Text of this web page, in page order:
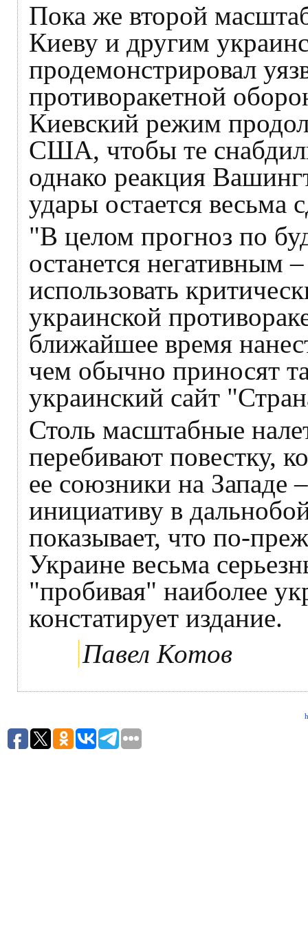
Пока же второй
Киеву и другим
продемонстрировал
противоракетной
Киевский режим
США, чтобы те
однако реакция
удары остается весьма
"В целом прогноз по
останется негативным
использовать
украинской
ближайшее время
чем обычно приносят
украинский сайт
Столь масштабные
перебивают повестку,
ее союзники на Западе
инициативу в
показывает, что по-
Украине весьма
"пробивая" наиболее
констатирует издание.
Павел Котов